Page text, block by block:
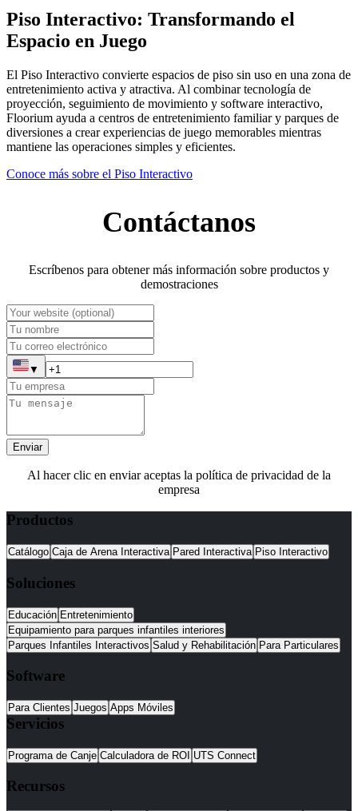
Piso Interactivo: Transformando el
Espacio en Juego
El Piso Interactivo convierte espacios de piso sin uso en una zona de
entretenimiento activa y atractiva. Al combinar tecnología de
proyección, seguimiento de movimiento y software interactivo,
Floorium ayuda a centros de entretenimiento familiar y parques de
diversiones a crear experiencias de juego memorables mientras
mantiene las operaciones simples y eficientes.
Conoce más sobre el Piso Interactivo
Contáctanos
Escríbenos para obtener más información sobre productos y
demostraciones
▼
Enviar
Al hacer clic en enviar aceptas la política de privacidad de la
empresa
Productos
Catálogo Caja de Arena Interactiva Pared Interactiva Piso Interactivo
Soluciones
Educación Entretenimiento
Equipamiento para parques infantiles interiores
Parques Infantiles Interactivos Salud y Rehabilitación Para Particulares
Software
Para Clientes Juegos Apps Móviles
Servicios
Programa de Canje Calculadora de ROI UTS Connect
Recursos